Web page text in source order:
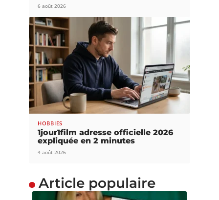
6 août 2026
HOBBIES
1jour1film adresse officielle 2026
expliquée en 2 minutes
4 août 2026
Article populaire